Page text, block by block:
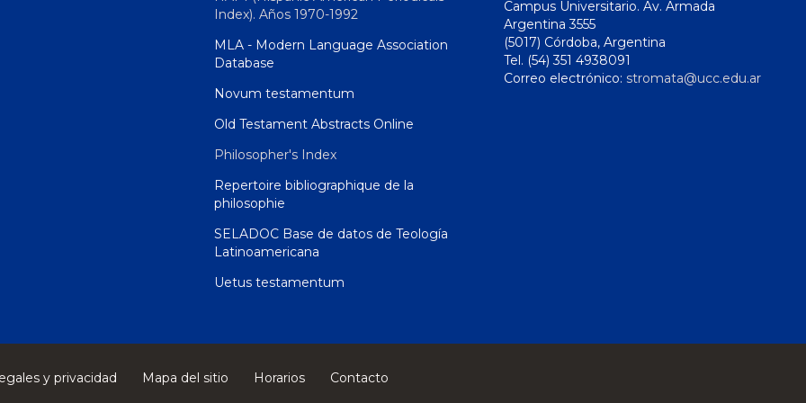
Index). Años 1970-1992
MLA - Modern Language Association
Database
Novum testamentum
Old Testament Abstracts Online
Philosopher's Index
Repertoire bibliographique de la
philosophie
SELADOC Base de datos de Teología
Latinoamericana
Uetus testamentum
Campus Universitario. Av. Armada
Argentina 3555
(5017) Córdoba, Argentina
Tel. (54) 351 4938091
Correo electrónico: stromata@ucc.edu.ar
y privacidad Mapa del sitio Horarios
Contacto